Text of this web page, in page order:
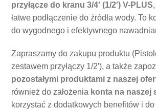
przyłącze do kranu 3/4′ (1/2′) V-PLUS
łatwe podłączenie do źródła wody. To
do wygodnego i efektywnego
Zapraszamy do zakupu produktu
zestawem przyłączy 1/2′), a także
pozostałymi produktami z naszej
również do założenia konta na naszej
korzystać z dodatkowych benefitów i